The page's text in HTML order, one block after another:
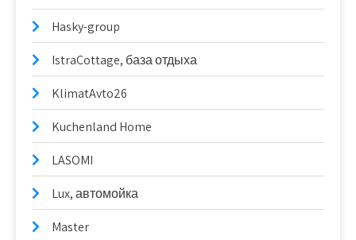
Hasky-group
IstraCottage, база отдыха
KlimatAvto26
Kuchenland Home
LASOMI
Lux, автомойка
Master